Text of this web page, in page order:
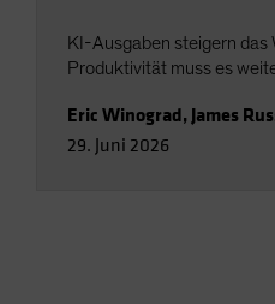
KI-Ausgaben steigern das
Produktivität muss es
Eric Winograd,James
29. Juni 2026